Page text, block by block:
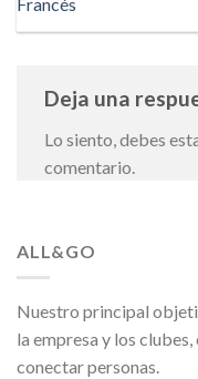
Francés
Deja una
Lo siento, debes
comentario.
ALL&GO
Nuestro principal
la empresa y los
conectar personas.